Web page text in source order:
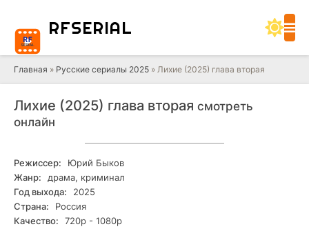
RFSERIAL
Главная » Русские сериалы 2025 » Лихие (2025) глава вторая
Лихие (2025) глава вторая смотреть
онлайн
Режиссер:
Юрий Быков
Жанр:
драма, криминал
Год выхода:
2025
Страна:
Россия
Качество:
720р - 1080р